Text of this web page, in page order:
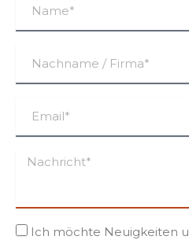
Ich möchte Neuigkeiten